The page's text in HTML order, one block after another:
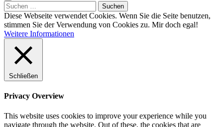
Suchen
nach:
Diese Webseite verwendet Cookies. Wenn Sie die Seite benutzen,
stimmen Sie der Verwendung von Cookies zu. Mir doch egal!
Weitere Informationen
Schließen
Privacy Overview
This website uses cookies to improve your experience while you
navigate through the website. Out of these, the cookies that are